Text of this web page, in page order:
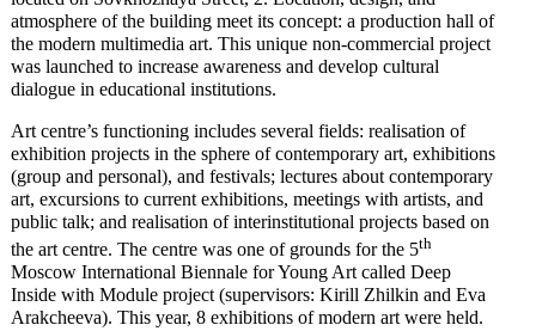
atmosphere of the building meet its concept: a production hall of
the modern multimedia art. This unique non-commercial project
was launched to increase awareness and develop cultural
dialogue in educational institutions.
Art centre’s functioning includes several fields: realisation of
exhibition projects in the sphere of contemporary art, exhibitions
(group and personal), and festivals; lectures about contemporary
art, excursions to current exhibitions, meetings with artists, and
public talk; and realisation of interinstitutional projects based on
the art centre. The centre was one of grounds for the 5th
Moscow International Biennale for Young Art called Deep
Inside with Module project (supervisors: Kirill Zhilkin and Eva
Arakcheeva). This year, 8 exhibitions of modern art were held.